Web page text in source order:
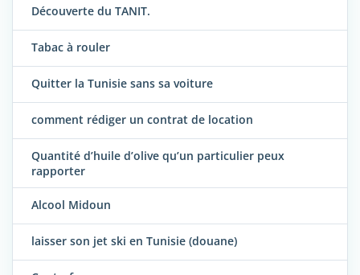
Découverte du TANIT.
Tabac à rouler
Quitter la Tunisie sans sa voiture
comment rédiger un contrat de location
Quantité d’huile d’olive qu’un particulier peux
rapporter
Alcool Midoun
laisser son jet ski en Tunisie (douane)